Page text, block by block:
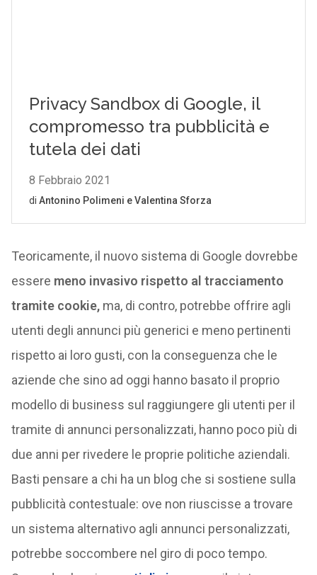
Teoricamente, il nuovo sistema di Google dovrebbe
essere meno invasivo rispetto al tracciamento
tramite cookie,ma, di contro, potrebbe offrire agli
utenti degli annunci più generici e meno pertinenti
rispetto ai loro gusti, con la conseguenza che le
aziende che sino ad oggi hanno basato il proprio
modello di business sul raggiungere gli utenti per il
tramite di annunci personalizzati, hanno poco più di
due anni per rivedere le proprie politiche aziendali.
Basti pensare a chi ha un blog che si sostiene sulla
pubblicità contestuale: ove non riuscisse a trovare
un sistema alternativo agli annunci personalizzati,
potrebbe soccombere nel giro di poco tempo.